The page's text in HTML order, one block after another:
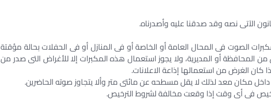
الآتى نصه وقد صدقنا عليه وأصدرناه.
الصوت فى المحال العامة أو الخاصة أو فى المنازل أو فى الحفلات بحالة مؤقتة
المحافظة أو المديرية، ولا يجوز استعمال هذه المكبرات إلا للأغراض التى صدر من
كان الغرض من استعمالها إذاعة الاعلانات.
مكان معد لذلك لا يقل مسطحه عن مائتى متر وألا يتجاوز صوته الحاضرين.
فى أى وقت إذا وقعت مخالفة لشروط الترخيص.